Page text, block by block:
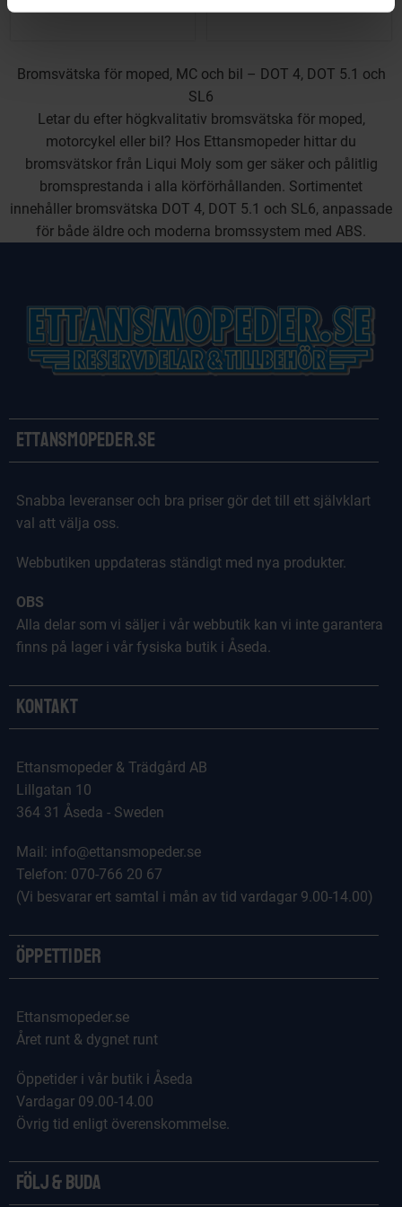
Bromsvätska för moped, MC och bil – DOT 4, DOT 5.1 och
SL6
Letar du efter högkvalitativ bromsvätska för moped,
motorcykel eller bil? Hos Ettansmopeder hittar du
bromsvätskor från Liqui Moly som ger säker och pålitlig
bromsprestanda i alla körförhållanden. Sortimentet
innehåller bromsvätska DOT 4, DOT 5.1 och SL6, anpassade
för både äldre och moderna bromssystem med ABS.
Ettansmopeder.se
Snabba leveranser och bra priser gör det till ett självklart
val att välja oss.
Webbutiken uppdateras ständigt med nya produkter.
OBS
Alla delar som vi säljer i vår webbutik kan vi inte garantera
finns på lager i vår fysiska butik i Åseda.
Kontakt
Ettansmopeder & Trädgård AB
Lillgatan 10
364 31 Åseda - Sweden
Mail: info@ettansmopeder.se
Telefon: 070-766 20 67
(Vi besvarar ert samtal i mån av tid vardagar 9.00-14.00)
Öppettider
Ettansmopeder.se
Året runt & dygnet runt
Öppetider i vår butik i Åseda
Vardagar 09.00-14.00
Övrig tid enligt överenskommelse.
Följ & Buda